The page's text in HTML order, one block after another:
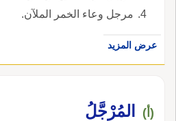
مرجل وعاء الخمر الملآن.
عرض المزيد
(أ) المُرْجَّلُ